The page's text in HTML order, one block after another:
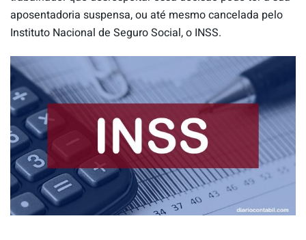
aposentadoria suspensa, ou até mesmo cancelada pelo
Instituto Nacional de Seguro Social, o INSS.